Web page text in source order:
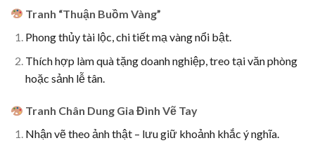
Tranh “Thuận Buồm Vàng”
Phong thủy tài lộc, chi tiết mạ vàng nổi bật.
Thích hợp làm quà tặng doanh nghiệp, treo tại văn phòng
hoặc sảnh lễ tân.
Tranh Chân Dung Gia Đình Vẽ Tay
Nhận vẽ theo ảnh thật – lưu giữ khoảnh khắc ý nghĩa.